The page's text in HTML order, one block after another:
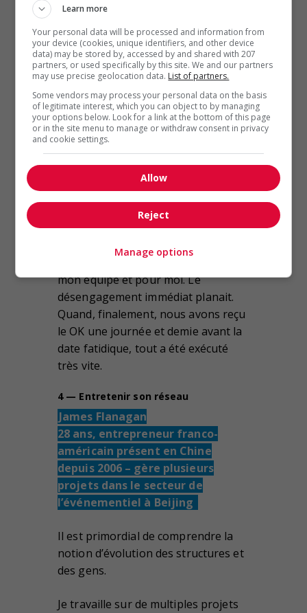
s’engager, mais toutes les excuses
Pourtant, mes supérieurs ne
s’inquiétaient pas de cette absence
d’accord formel. Il faut comprendre
qu’en Chine, les compagnies
n’aiment guère les contrats. Elles
peuvent en signer un et tout
changer à la dernière minute.
Souvent, vous n’aurez les
informations en main qu’à la toute
fin. Mais vous prenez le risque, vous
y allez…
Ce fut une pression énorme pour
mon équipe et pour moi. Le
désengagement immédiat planait.
Quand, finalement, nous avons reçu
le OK une journée et demie avant la
date fatidique, tout a été exécuté
très vite.
4 — Entretenir son réseau
James Flanagan
28 ans, entrepreneur franco-
américain présent en Chine
depuis 2006 – gère plusieurs
projets dans le secteur de
l’événementiel à Beijing
Il est primordial de comprendre la
notion d’évolution des structures et
des gens.
Je travaille sur de multiples projets
Learn more
Your personal data will be processed and information from
your device (cookies, unique identifiers, and other device
data) may be stored by, accessed by and shared with 207
partners, or used specifically by this site. We and our partners
may use precise geolocation data. List of partners.
Some vendors may process your personal data on the basis
of legitimate interest, which you can object to by managing
your options below. Look for a link at the bottom of this page
or in the site menu to manage or withdraw consent in privacy
and cookie settings.
Allow
Reject
Manage options